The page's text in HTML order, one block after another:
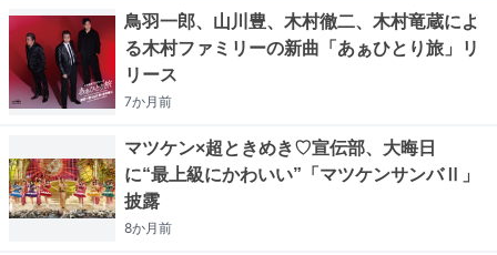
鳥羽一郎、山川豊、木村徹二、木村竜蔵によ
る木村ファミリーの新曲「あぁひとり旅」リ
リース
7か月前
マツケン×超ときめき♡宣伝部、大晦日
に“最上級にかわいい”「マツケンサンバⅡ」
披露
8か月前